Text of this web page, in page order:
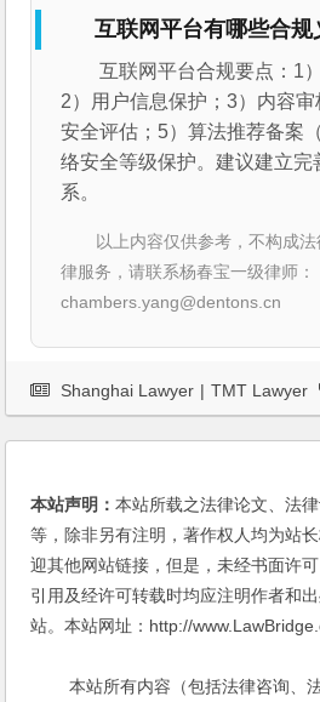
互联网平台有哪些合规
互联网平台合规要点：1
2）用户信息保护；3）内容
安全评估；5）算法推荐备案
络安全等级保护。建议建立完
系。
以上内容仅供参考，不构成
律服务，请联系杨春宝一级律师：
chambers.yang@dentons.cn
Shanghai Lawyer | TMT Lawyer
本站声明：本站所载之法律论文、法
等，除非另有注明，著作权人均为站
迎其他网站链接，但是，未经书面许
引用及经许可转载时均应注明作者和
站。本站网址：http://
本站所有内容（包括法律咨询、法